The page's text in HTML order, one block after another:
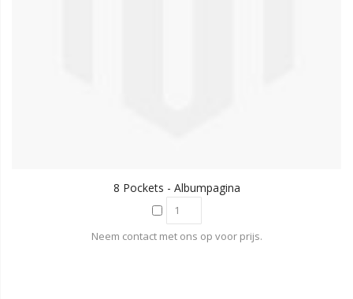
8 Pockets - Albumpagina
Neem contact met ons op voor prijs.